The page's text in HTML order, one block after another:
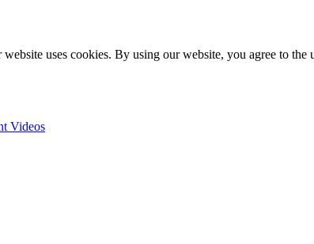
uses cookies. By using our website, you agree to
Videos